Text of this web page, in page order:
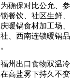
确保对比公允、参
餐饮、社区生鲜、
暖锅食材加工场、
、西南连锁暖锅品
州出口食物双温冷
高盐雾下持久不变